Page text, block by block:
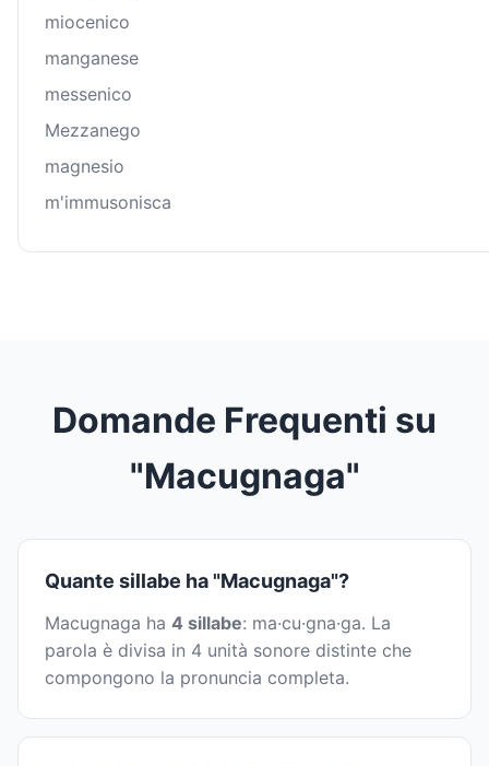
miocenico
manganese
messenico
Mezzanego
magnesio
m'immusonisca
Domande Frequenti su
"Macugnaga"
Quante sillabe ha "Macugnaga"?
Macugnaga ha 4 sillabe: ma·cu·gna·ga. La
parola è divisa in 4 unità sonore distinte che
compongono la pronuncia completa.